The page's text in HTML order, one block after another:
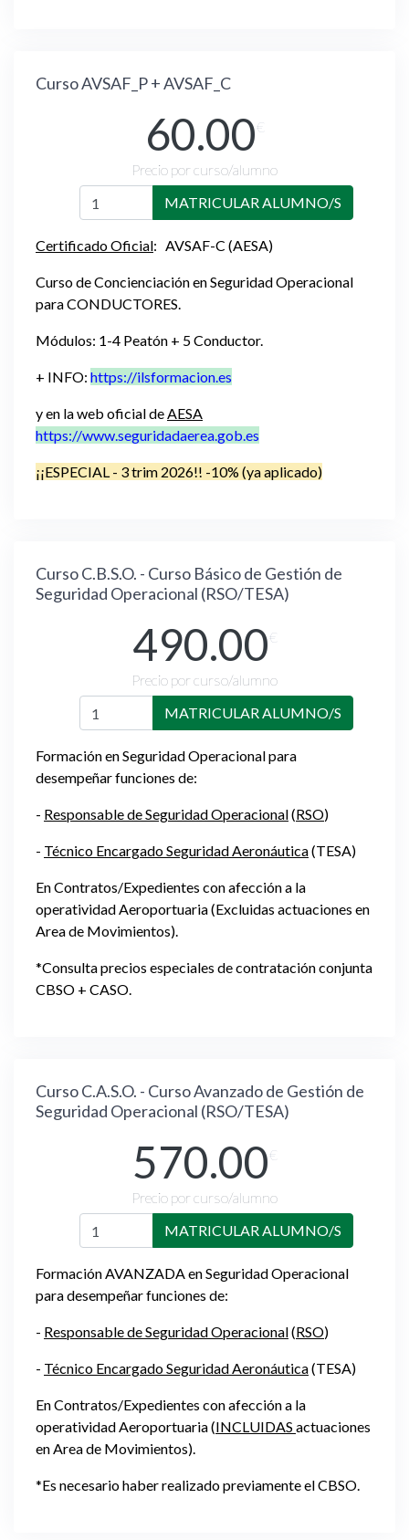
Curso AVSAF_P + AVSAF_C
60.00€
Precio por curso/alumno
MATRICULAR ALUMNO/S
Certificado Oficial: AVSAF-C (AESA)
Curso de Concienciación en Seguridad Operacional
para CONDUCTORES.
Módulos: 1-4 Peatón + 5 Conductor.
+ INFO: https://ilsformacion.es
y en la web oficial deAESA
https://www.seguridadaerea.gob.es
¡¡ESPECIAL - 3 trim 2026!! -10% (ya aplicado)
Curso C.B.S.O. - Curso Básico de Gestión de
Seguridad Operacional (RSO/TESA)
490.00€
Precio por curso/alumno
MATRICULAR ALUMNO/S
Formación en Seguridad Operacional para
desempeñar funciones de:
- Responsable de Seguridad Operacional(RSO)
- Técnico Encargado Seguridad Aeronáutica(TESA)
En Contratos/Expedientes con afección a la
operatividad Aeroportuaria(Excluidas actuaciones en
Area de Movimientos).
*Consulta precios especiales de contratación conjunta
CBSO + CASO.
Curso C.A.S.O. - Curso Avanzado de Gestión de
Seguridad Operacional (RSO/TESA)
570.00€
Precio por curso/alumno
MATRICULAR ALUMNO/S
Formación AVANZADA en Seguridad Operacional
para desempeñar funciones de:
- Responsable de Seguridad Operacional(RSO)
- Técnico Encargado Seguridad Aeronáutica(TESA)
En Contratos/Expedientes con afección a la
operatividad Aeroportuaria(INCLUIDAS actuaciones
en Area de Movimientos).
*Es necesario haber realizado previamente el CBSO.